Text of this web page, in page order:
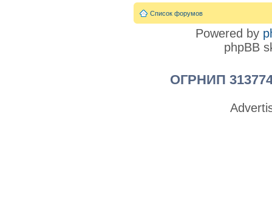
Список форумов
Powered by
phpBB
ОГРНИП